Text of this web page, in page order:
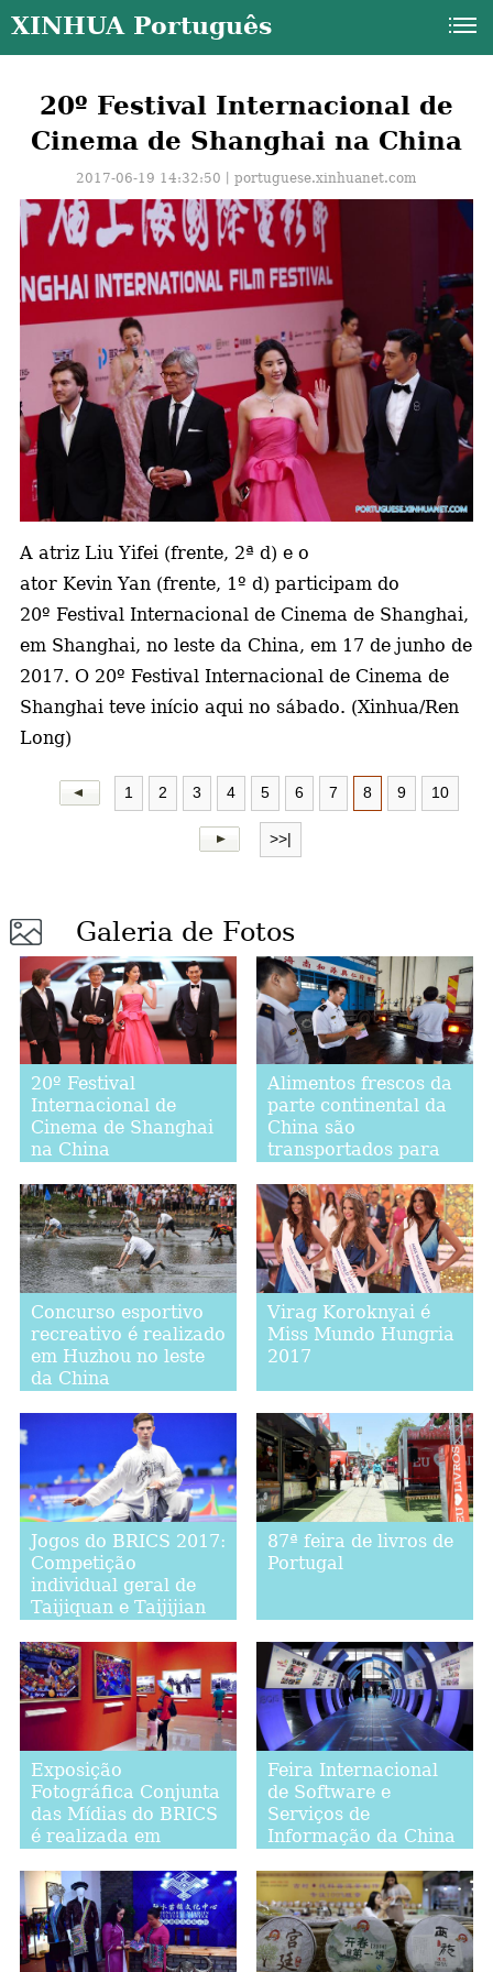
XINHUA Português
20º Festival Internacional de
Cinema de Shanghai na China
2017-06-19 14:32:50丨portuguese.xinhuanet.com
A atriz Liu Yifei (frente, 2ª d) e o
ator Kevin Yan (frente, 1º d) participam do
20º Festival Internacional de Cinema de Shanghai,
em Shanghai, no leste da China, em 17 de junho de
2017. O 20º Festival Internacional de Cinema de
Shanghai teve início aqui no sábado. (Xinhua/Ren
Long)
1 2 3 4 5 6 7 8 9 10
>>|
Galeria de Fotos
20º Festival
Internacional de
Cinema de Shanghai
na China
Alimentos frescos da
parte continental da
China são
transportados para
Kong
Concurso esportivo
recreativo é realizado
em Huzhou no leste
da China
Virag Koroknyai é
Miss Mundo Hungria
2017
Jogos do BRICS 2017:
Competição
individual geral de
Taijiquan e Taijijian
87ª feira de livros de
Portugal
Exposição
Fotográfica Conjunta
das Mídias do BRICS
é realizada em
Feira Internacional
de Software e
Serviços de
Informação da China